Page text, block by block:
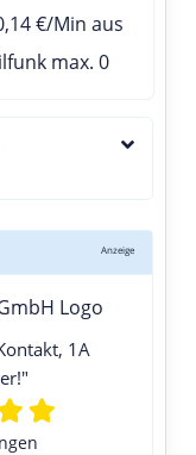
€/Min aus
max. 0
Anzeige
1A